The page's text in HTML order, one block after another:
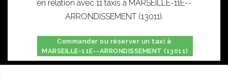
en relation avec 11 taxis à MARSEILLE-11E--
ARRONDISSEMENT (13011).
Commander ou réserver un taxi à
MARSEILLE-11E--ARRONDISSEMENT (13011)